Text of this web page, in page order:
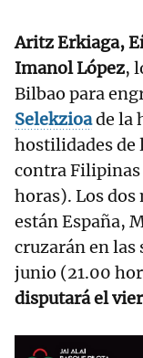
Aritz Erkiaga,
Imanol López,
Bilbao para
Selekzioade la
hostilidades de
contra
horas). Los dos
están España,
cruzarán en las
junio (21.00
disputará el